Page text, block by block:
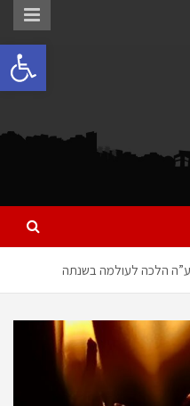
ע”ה הלכה לעולמה בשנתה